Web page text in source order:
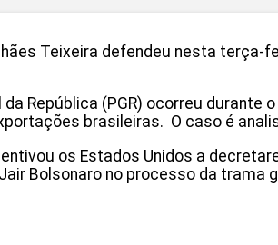
Teixeira defendeu nesta
República (PGR) ocorreu durante
brasileiras. O caso é
os Estados Unidos a
Bolsonaro no processo da